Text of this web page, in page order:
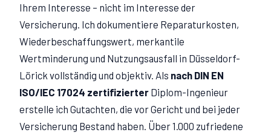
Ihrem Interesse – nicht im Interesse der
Versicherung. Ich dokumentiere Reparaturkosten,
Wiederbeschaffungswert, merkantile
Wertminderung und Nutzungsausfall in Düsseldorf-
Lörick vollständig und objektiv. Als nach DIN EN
ISO/IEC 17024 zertifizierter Diplom-Ingenieur
erstelle ich Gutachten, die vor Gericht und bei jeder
Versicherung Bestand haben. Über 1.000 zufriedene